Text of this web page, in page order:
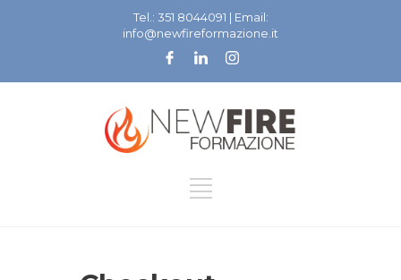
Tel.: 351 8044091 | Email:
info@newfireformazione.it